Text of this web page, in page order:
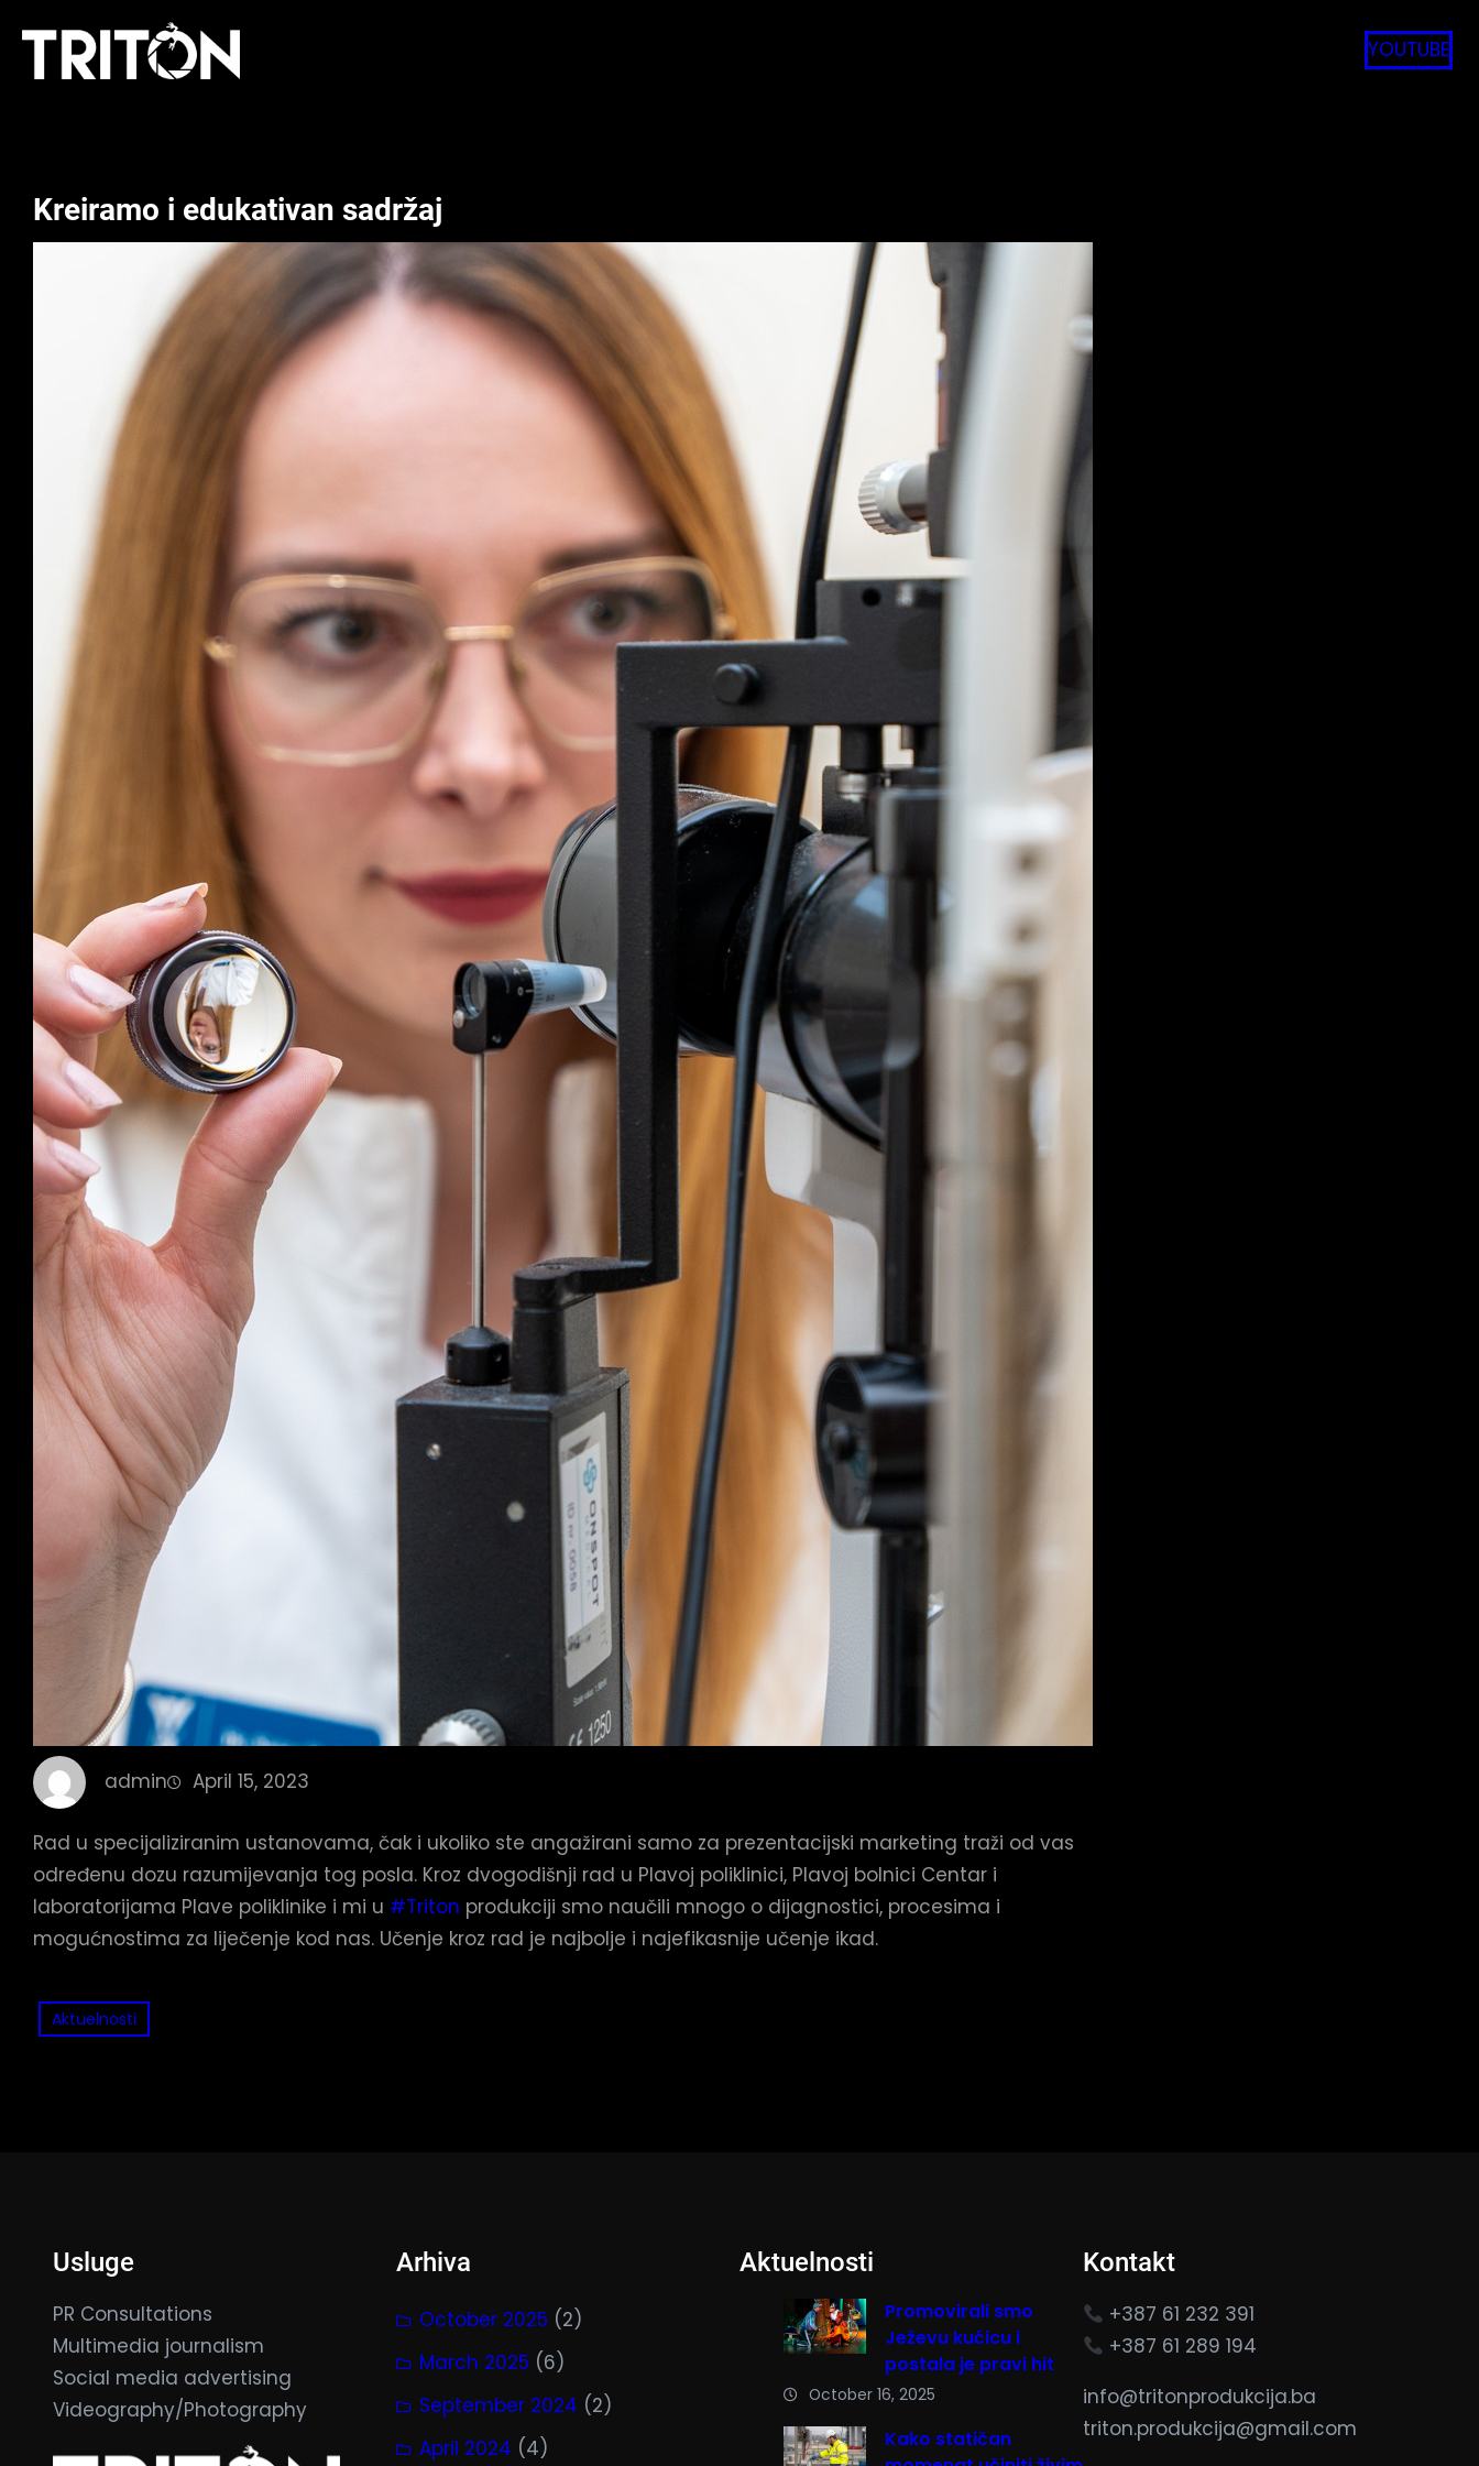
content
YOUTUBE
Kreiramo i edukativan sadržaj
admin April 15, 2023
Rad u specijaliziranim ustanovama, čak i ukoliko ste angažirani samo za prezentacijski marketing traži od vas
određenu dozu razumijevanja tog posla. Kroz dvogodišnji rad u Plavoj poliklinici, Plavoj bolnici Centar i
laboratorijama Plave poliklinike i mi u #Triton produkciji smo naučili mnogo o dijagnostici, procesima i
mogućnostima za liječenje kod nas. Učenje kroz rad je najbolje i najefikasnije učenje ikad.
Aktuelnosti
Usluge
PR Consultations
Multimedia journalism
Social media advertising
Videography/Photography
Arhiva
October 2025 (2)
March 2025 (6)
September 2024 (2)
April 2024 (4)
Aktuelnosti
Promovirali smo
Ježevu kućicu i
postala je pravi hit
October 16, 2025
Kako statičan
Kontakt
+387 61 232 391
+387 61 289 194
info@tritonprodukcija.ba
triton.produkcija@gmail.com